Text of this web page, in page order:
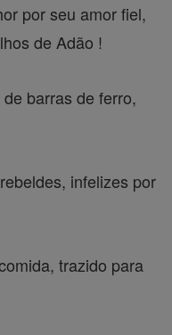
por seu amor fiel,
de Adão !
barras de ferro,
infelizes por
trazido para